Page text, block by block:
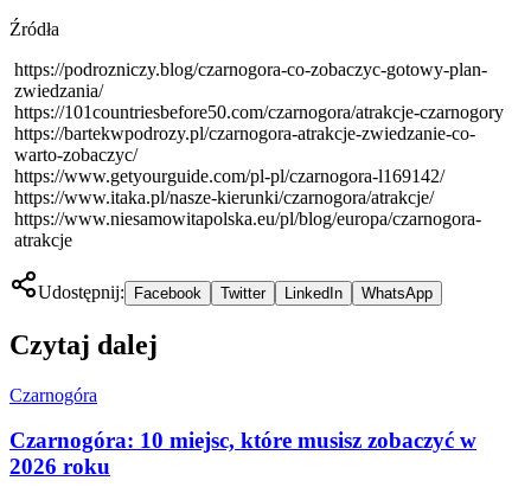
Źródła
https://podrozniczy.blog/czarnogora-co-zobaczyc-gotowy-plan-
zwiedzania/
https://101countriesbefore50.com/czarnogora/atrakcje-czarnogory
https://bartekwpodrozy.pl/czarnogora-atrakcje-zwiedzanie-co-
warto-zobaczyc/
https://www.getyourguide.com/pl-pl/czarnogora-l169142/
https://www.itaka.pl/nasze-kierunki/czarnogora/atrakcje/
https://www.niesamowitapolska.eu/pl/blog/europa/czarnogora-
atrakcje
Udostępnij: Facebook Twitter LinkedIn WhatsApp
Czytaj dalej
Czarnogóra
Czarnogóra: 10 miejsc, które musisz zobaczyć w
2026 roku